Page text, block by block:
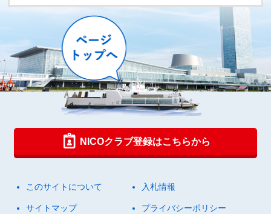
NICOクラブ登録はこちらから
このサイトについて 入札情報
サイトマップ プライバシーポリシー